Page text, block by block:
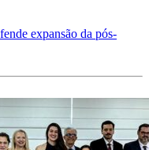
expansão da pós-